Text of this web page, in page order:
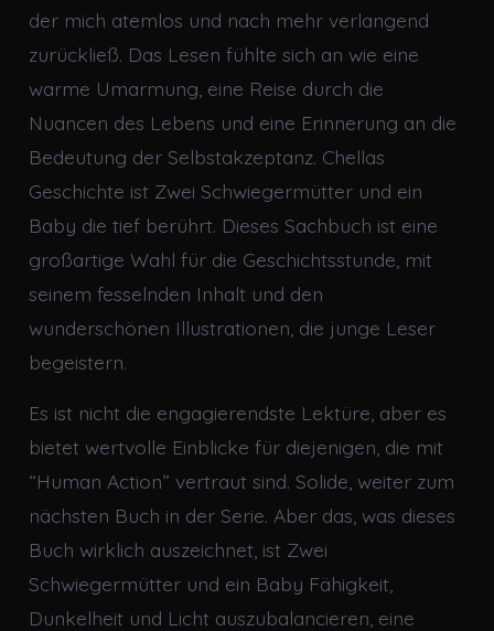
der mich atemlos und nach mehr verlangend
zurückließ. Das Lesen fühlte sich an wie eine
warme Umarmung, eine Reise durch die
Nuancen des Lebens und eine Erinnerung an die
Bedeutung der Selbstakzeptanz. Chellas
Geschichte ist Zwei Schwiegermütter und ein
Baby die tief berührt. Dieses Sachbuch ist eine
großartige Wahl für die Geschichtsstunde, mit
seinem fesselnden Inhalt und den
wunderschönen Illustrationen, die junge Leser
begeistern.
Es ist nicht die engagierendste Lektüre, aber es
bietet wertvolle Einblicke für diejenigen, die mit
“Human Action” vertraut sind. Solide, weiter zum
nächsten Buch in der Serie. Aber das, was dieses
Buch wirklich auszeichnet, ist Zwei
Schwiegermütter und ein Baby Fähigkeit,
Dunkelheit und Licht auszubalancieren, eine